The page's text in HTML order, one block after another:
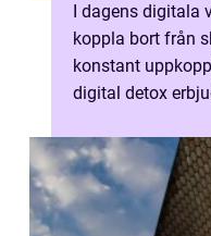
I dagens digitala
koppla bort från
konstant
digital detox